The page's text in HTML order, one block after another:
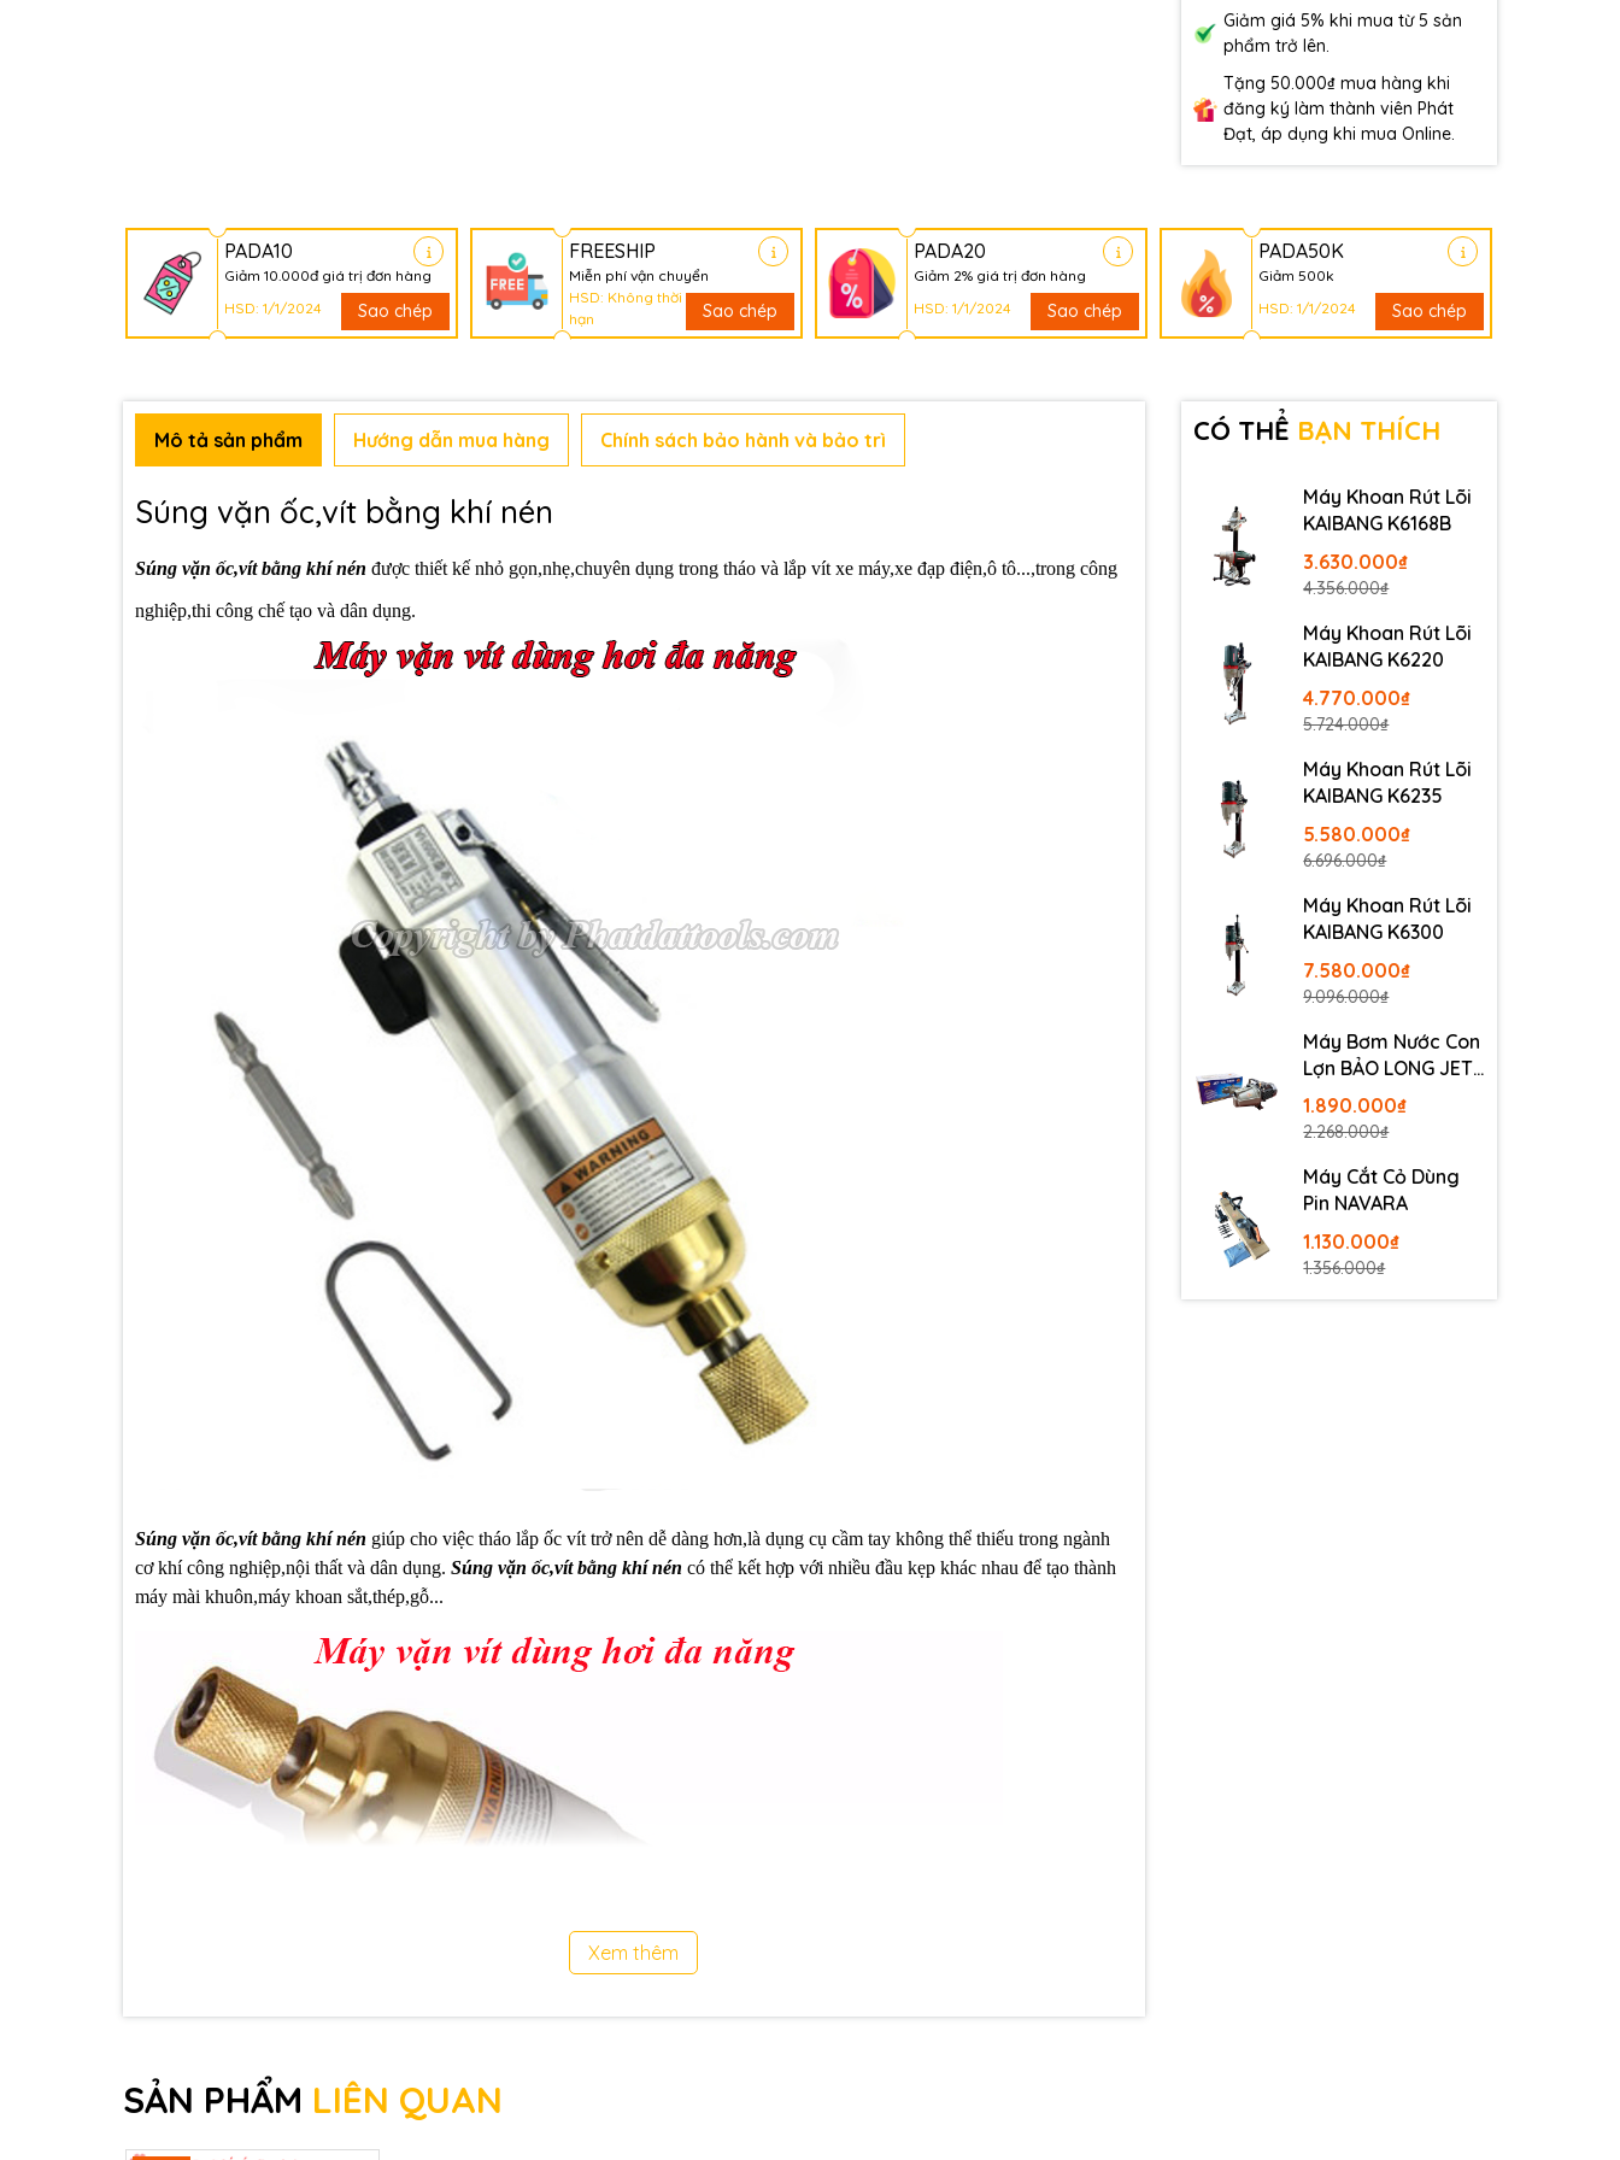
Giảm giá 5% khi mua từ 5 sản
phẩm trở lên.
Tặng 50.000₫ mua hàng khi
đăng ký làm thành viên Phát
Đạt, áp dụng khi mua Online.
PADA10
Giảm 10.000đ giá trị đơn hàng
HSD: 1/1/2024
Sao chép
FREESHIP
Miễn phí vận chuyển
HSD: Không thời
hạn
Sao chép
PADA20
Giảm 2% giá trị đơn hàng
HSD: 1/1/2024
Sao chép
PADA50K
Giảm 500k
HSD: 1/1/2024
Sao chép
Mô tả sản phẩm Hướng dẫn mua hàng Chính sách bảo hành và bảo trì
Súng vặn ốc,vít bằng khí nén
Súng vặn ốc,vít bằng khí nén được thiết kế nhỏ gọn,nhẹ,chuyên dụng trong tháo và lắp vít xe máy,xe đạp điện,ô tô...,trong công
nghiệp,thi công chế tạo và dân dụng.
Súng vặn ốc,vít bằng khí nén giúp cho việc tháo lắp ốc vít trở nên dễ dàng hơn,là dụng cụ cầm tay không thể thiếu trong ngành
cơ khí công nghiệp,nội thất và dân dụng. Súng vặn ốc,vít bằng khí nén có thể kết hợp với nhiều đầu kẹp khác nhau để tạo thành
máy mài khuôn,máy khoan sắt,thép,gỗ...
Xem thêm
CÓ THỂ BẠN THÍCH
Máy Khoan Rút Lõi
KAIBANG K6168B
3.630.000₫
4.356.000₫
Máy Khoan Rút Lõi
KAIBANG K6220
4.770.000₫
5.724.000₫
Máy Khoan Rút Lõi
KAIBANG K6235
5.580.000₫
6.696.000₫
Máy Khoan Rút Lõi
KAIBANG K6300
7.580.000₫
9.096.000₫
Máy Bơm Nước Con
Lợn BẢO LONG JET-
100
1.890.000₫
2.268.000₫
Máy Cắt Cỏ Dùng
Pin NAVARA
1.130.000₫
1.356.000₫
SẢN PHẨM LIÊN QUAN